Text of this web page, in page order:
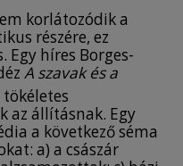
korlátozódik a
részére, ez
híres Borges-
A szavak és a
tökéletes
az állításnak. Egy
a következő séma
a) a császár